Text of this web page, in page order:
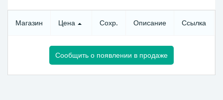
Магазин Цена Сохр. Описание Ссылка
Сообщить о появлении в продаже